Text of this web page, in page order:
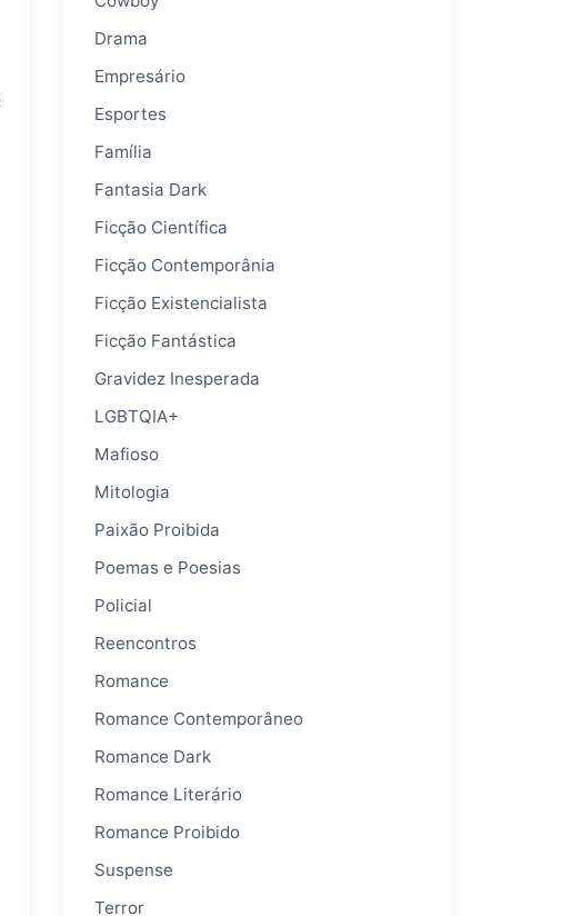
Drama
Empresário
Esportes
Família
Fantasia Dark
Ficção Científica
Ficção Contemporânia
Ficção Existencialista
Ficção Fantástica
Gravidez Inesperada
LGBTQIA+
Mafioso
Mitologia
Paixão Proibida
Poemas e Poesias
Policial
Reencontros
Romance
Romance Contemporâneo
Romance Dark
Romance Literário
Romance Proibido
Suspense
Terror